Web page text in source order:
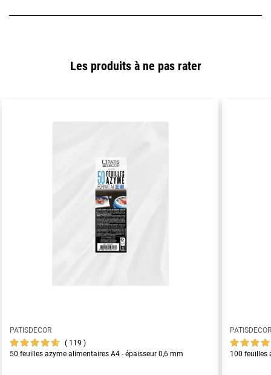
Les produits à ne pas rater
PATISDECOR
119
50 feuilles azyme alimentaires A4 - épaisseur 0,6 mm
100 feuilles